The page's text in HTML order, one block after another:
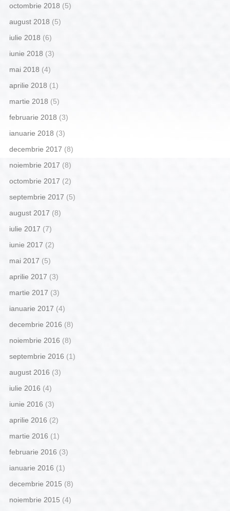
octombrie 2018 (5)
august 2018 (5)
iulie 2018 (6)
iunie 2018 (3)
mai 2018 (4)
aprilie 2018 (1)
martie 2018 (5)
februarie 2018 (3)
ianuarie 2018 (3)
decembrie 2017 (8)
noiembrie 2017 (8)
octombrie 2017 (2)
septembrie 2017 (5)
august 2017 (8)
iulie 2017 (7)
iunie 2017 (2)
mai 2017 (5)
aprilie 2017 (3)
martie 2017 (3)
ianuarie 2017 (4)
decembrie 2016 (8)
noiembrie 2016 (8)
septembrie 2016 (1)
august 2016 (3)
iulie 2016 (4)
iunie 2016 (3)
aprilie 2016 (2)
martie 2016 (1)
februarie 2016 (3)
ianuarie 2016 (1)
decembrie 2015 (8)
noiembrie 2015 (4)